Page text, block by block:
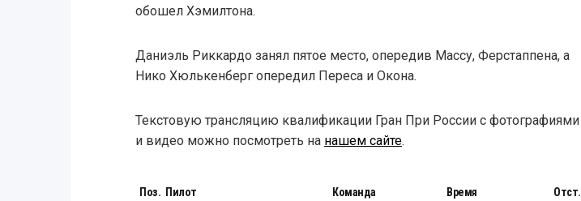
обошел Хэмилтона.
Даниэль Риккардо занял пятое место, опередив Массу, Ферстаппена, а
Нико Хюлькенберг опередил Переса и Окона.
Текстовую трансляцию квалификации Гран При России с фотографиями
и видео можно посмотреть на нашем сайте.
Поз. Пилот Команда Время Отст.